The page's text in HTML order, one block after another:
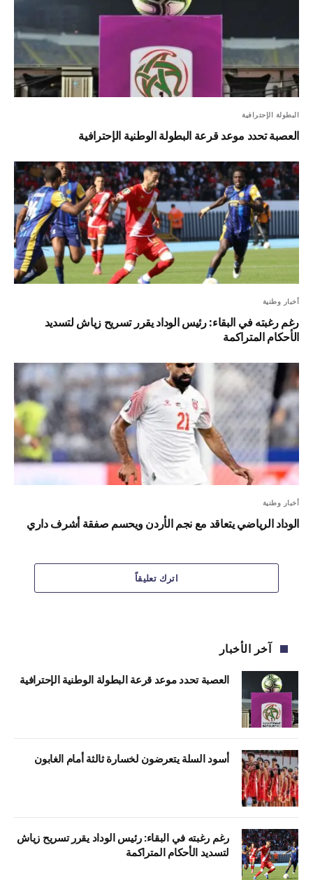
البطولة الإحترافية
العصبة تحدد موعد قرعة البطولة الوطنية الإحترافية
أخبار وطنية
رغم رغبته في البقاء: رئيس الوداد يقرر تسريح زياش لتسديد
الأحكام المتراكمة
أخبار وطنية
الوداد الرياضي يتعاقد مع نجم الأردن ويحسم صفقة أشرف داري
اترك تعليقاً
آخر الأخبار
العصبة تحدد موعد قرعة البطولة الوطنية الإحترافية
أسود السلة يتعرضون لخسارة ثالثة أمام الغابون
رغم رغبته في البقاء: رئيس الوداد يقرر تسريح زياش
لتسديد الأحكام المتراكمة